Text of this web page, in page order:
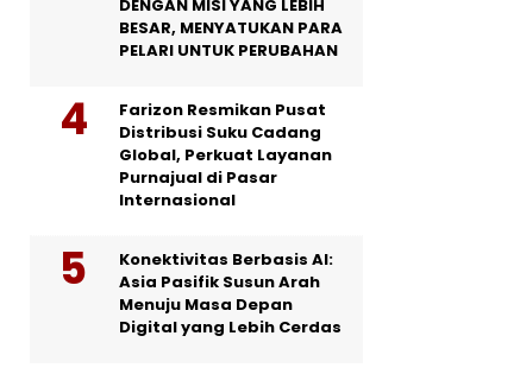
DENGAN MISI YANG LEBIH
BESAR, MENYATUKAN PARA
PELARI UNTUK PERUBAHAN
Farizon Resmikan Pusat
Distribusi Suku Cadang
Global, Perkuat Layanan
Purnajual di Pasar
Internasional
Konektivitas Berbasis AI:
Asia Pasifik Susun Arah
Menuju Masa Depan
Digital yang Lebih Cerdas